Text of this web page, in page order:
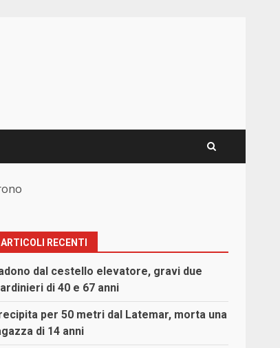
ARTICOLI RECENTI
dal cestello elevatore, gravi due
di 40 e 67 anni
per 50 metri dal Latemar, morta una
di 14 anni